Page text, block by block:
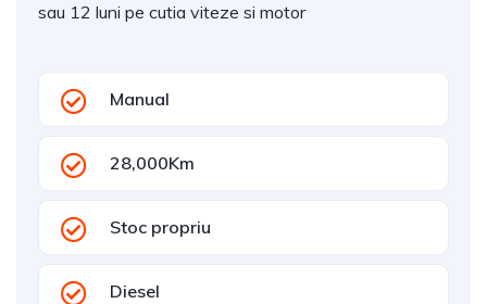
sau 12 luni pe cutia viteze si motor
Manual
28,000Km
Stoc propriu
Diesel